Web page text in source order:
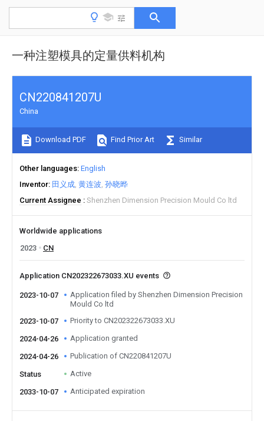
一种注塑模具的定量供料机构
CN220841207U
China
Download PDF Find Prior Art Similar
Other languages English
Inventor 田义成 黄连波 孙晓晔
Current Assignee
Shenzhen Dimension Precision Mould Co ltd
Worldwide applications
2023
CN
Application CN202322673033.XU events
2023-10-07
Application filed by Shenzhen Dimension Precision
Mould Co ltd
2023-10-07
Priority to CN202322673033.XU
2024-04-26 Application granted
2024-04-26 Publication of CN220841207U
Status Active
2033-10-07 Anticipated expiration